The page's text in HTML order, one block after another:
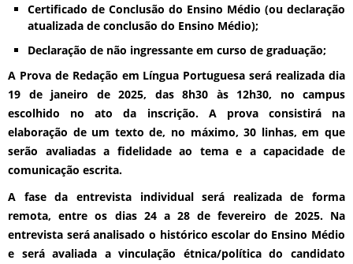
Certificado de Conclusão do Ensino Médio (ou declaração
atualizada de conclusão do Ensino Médio);
Declaração de não ingressante em curso de graduação;
A Prova de Redação em Língua Portuguesa será realizada dia
19 de janeiro de 2025, das 8h30 às 12h30, no campus
escolhido no ato da inscrição. A prova consistirá na
elaboração de um texto de, no máximo, 30 linhas, em que
serão avaliadas a fidelidade ao tema e a capacidade de
comunicação escrita.
A fase da entrevista individual será realizada de forma
remota, entre os dias 24 a 28 de fevereiro de 2025. Na
entrevista será analisado o histórico escolar do Ensino Médio
e será avaliada a vinculação étnica/política do candidato